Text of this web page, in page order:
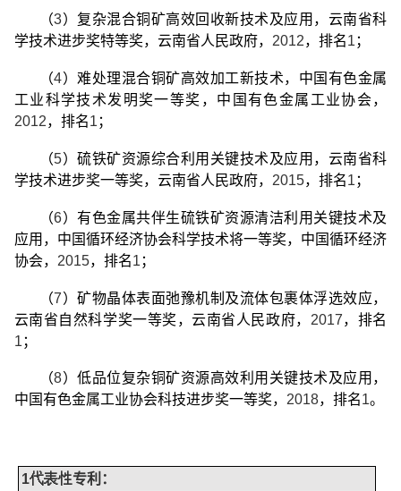
（3）复杂混合铜矿高效回收新技术及应用，云南省科
学技术进步奖特等奖，云南省人民政府， 2012，排名1 ；
（4）难处理混合铜矿高效加工新技术，中国有色金属
工业科学技术发明奖一等奖，中国有色金属工业协会，
2012，排名1 ；
（5）硫铁矿资源综合利用关键技术及应用，云南省科
学技术进步奖一等奖，云南省人民政府， 2015，排名1 ；
（6）有色金属共伴生硫铁矿资源清洁利用关键技术及
应用，中国循环经济协会科学技术将一等奖，中国循环经济
协会， 2015，排名1 ；
（7）矿物晶体表面弛豫机制及流体包裹体浮选效应，
云南省自然科学奖一等奖，云南省人民政府， 2017，排名
1 ；
（8）低品位复杂铜矿资源高效利用关键技术及应用，
中国有色金属工业协会科技进步奖一等奖， 2018，排名1。
1代表性专利：